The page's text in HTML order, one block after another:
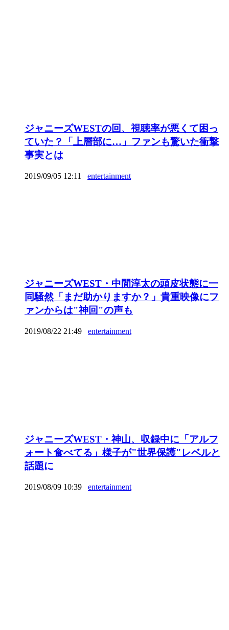
ジャニーズWESTの回、視聴率が悪くて困っ
ていた？「上層部に…」ファンも驚いた衝撃
事実とは
2019/09/05 12:11 entertainment
ジャニーズWEST・中間淳太の頭皮状態に一
同騒然「まだ助かりますか？」貴重映像にフ
ァンからは"神回"の声も
2019/08/22 21:49 entertainment
ジャニーズWEST・神山、収録中に「アルフ
ォート食べてる」様子が"世界保護"レベルと
話題に
2019/08/09 10:39 entertainment